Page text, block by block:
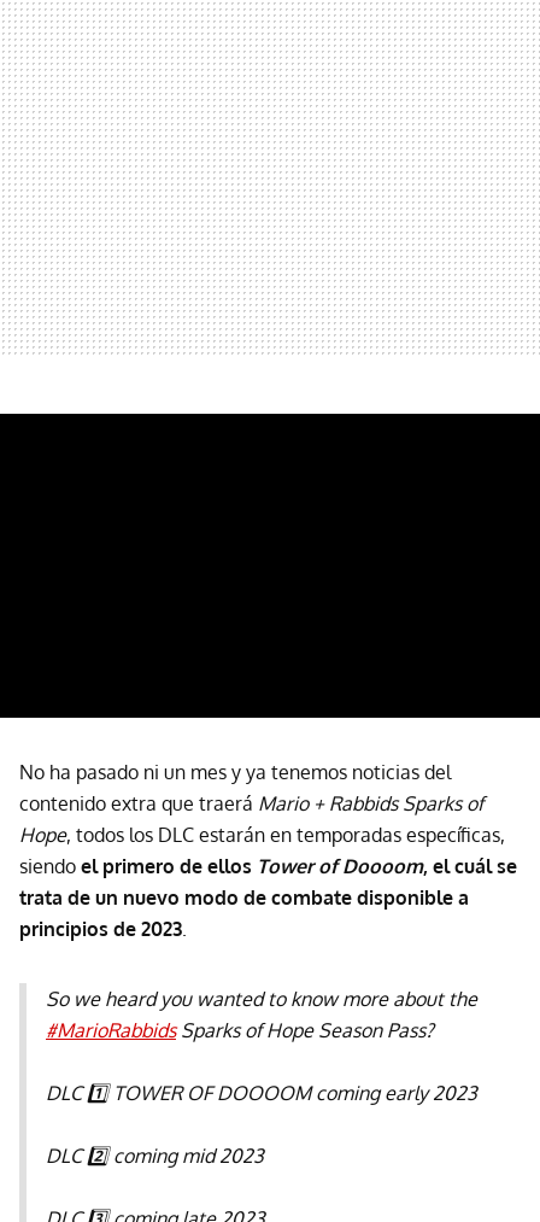
No ha pasado ni un mes y ya tenemos noticias del
contenido extra que traerá Mario + Rabbids Sparks of
Hope, todos los DLC estarán en temporadas específicas,
siendo el primero de ellos Tower of Doooom, el cuál se
trata de un nuevo modo de combate disponible a
principios de 2023
So we heard you wanted to know more about the
#MarioRabbidsSparks of Hope Season Pass?
DLC 1️⃣ TOWER OF DOOOOM coming early 2023
DLC 2️⃣ coming mid 2023